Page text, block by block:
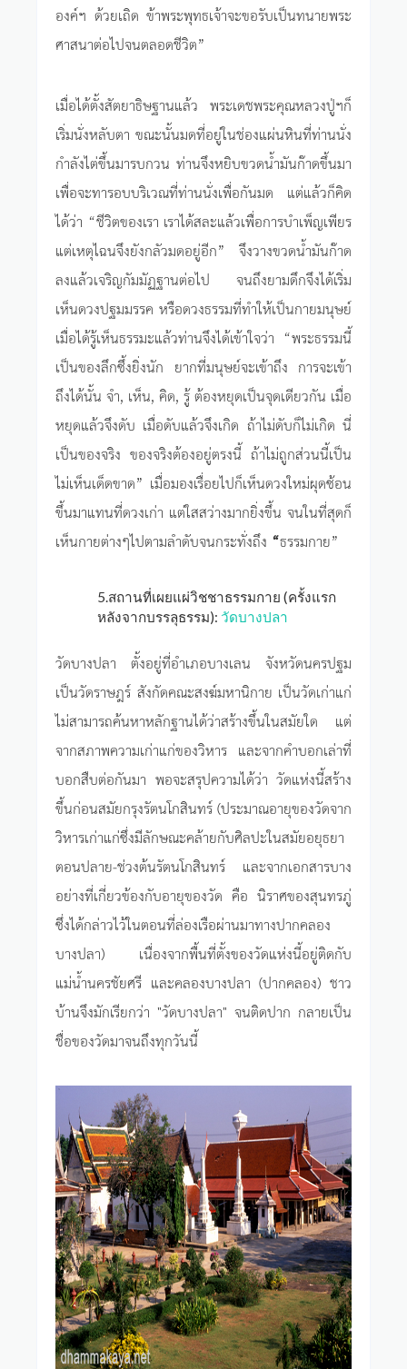
องค์ฯ ด้วยเถิด ข้าพระพุทธเจ้าจะขอรับเป็นทนายพระ
ศาสนาต่อไปจนตลอดชีวิต”
เมื่อได้ตั้งสัตยาธิษฐานแล้ว พระเดชพระคุณหลวงปู่ฯก็
เริ่มนั่งหลับตา ขณะนั้นมดที่อยู่ในช่องแผ่นหินที่ท่านนั่ง
กำลังไต่ขึ้นมารบกวน ท่านจึงหยิบขวดน้ำมันก๊าดขึ้นมา
เพื่อจะทารอบบริเวณที่ท่านนั่งเพื่อกันมด แต่แล้วก็คิด
ได้ว่า “ชีวิตของเรา เราได้สละแล้วเพื่อการบำเพ็ญเพียร
แต่เหตุไฉนจึงยังกลัวมดอยู่อีก” จึงวางขวดน้ำมันก๊าด
ลงแล้วเจริญกัมมัฏฐานต่อไป จนถึงยามดึกจึงได้เริ่ม
เห็นดวงปฐมมรรค หรือดวงธรรมที่ทำให้เป็นกายมนุษย์
เมื่อได้รู้เห็นธรรมะแล้วท่านจึงได้เข้าใจว่า “พระธรรมนี้
เป็นของลึกซึ้งยิ่งนัก ยากที่มนุษย์จะเข้าถึง การจะเข้า
ถึงได้นั้น จำ, เห็น, คิด, รู้ ต้องหยุดเป็นจุดเดียวกัน เมื่อ
หยุดแล้วจึงดับ เมื่อดับแล้วจึงเกิด ถ้าไม่ดับก็ไม่เกิด นี่
เป็นของจริง ของจริงต้องอยู่ตรงนี้ ถ้าไม่ถูกส่วนนี้เป็น
ไม่เห็นเด็ดขาด” เมื่อมองเรื่อยไปก็เห็นดวงใหม่ผุดซ้อน
ขึ้นมาแทนที่ดวงเก่า แต่ใสสว่างมากยิ่งขึ้น จนในที่สุดก็
เห็นกายต่างๆไปตามลำดับจนกระทั่งถึง “ธรรมกาย”
5.สถานที่เผยแผ่วิชชาธรรมกาย (ครั้งแรก
หลังจากบรรลุธรรม): วัดบางปลา
วัดบางปลา ตั้งอยู่ที่อำเภอบางเลน จังหวัดนครปฐม
เป็นวัดราษฎร์ สังกัดคณะสงฆ์มหานิกาย เป็นวัดเก่าแก่
ไม่สามารถค้นหาหลักฐานได้ว่าสร้างขึ้นในสมัยใด แต่
จากสภาพความเก่าแก่ของวิหาร และจากคำบอกเล่าที่
บอกสืบต่อกันมา พอจะสรุปความได้ว่า วัดแห่งนี้สร้าง
ขึ้นก่อนสมัยกรุงรัตนโกสินทร์ (ประมาณอายุของวัดจาก
วิหารเก่าแก่ซึ่งมีลักษณะคล้ายกับศิลปะในสมัยอยุธยา
ตอนปลาย-ช่วงต้นรัตนโกสินทร์ และจากเอกสารบาง
อย่างที่เกี่ยวข้องกับอายุของวัด คือ นิราศของสุนทรภู่
ซึ่งได้กล่าวไว้ในตอนที่ล่องเรือผ่านมาทางปากคลอง
บางปลา) เนื่องจากพื้นที่ตั้งของวัดแห่งนี้อยู่ติดกับ
แม่น้ำนครชัยศรี และคลองบางปลา (ปากคลอง) ชาว
บ้านจึงมักเรียกว่า "วัดบางปลา" จนติดปาก กลายเป็น
ชื่อของวัดมาจนถึงทุกวันนี้